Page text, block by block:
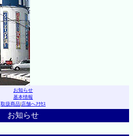
お知らせ
基本情報
取扱商品|店舗へｱｸｾｽ
お知らせ